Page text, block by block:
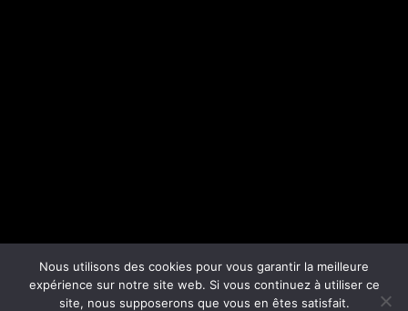
Nous utilisons des cookies pour vous garantir la meilleure
expérience sur notre site web. Si vous continuez à utiliser ce
site, nous supposerons que vous en êtes satisfait.